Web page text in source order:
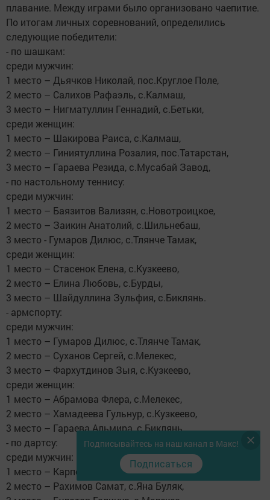
плавание. Между играми было организовано чаепитие.
По итогам личных соревнований, определились
следующие победители:
- по шашкам:
среди мужчин:
1 место – Дьячков Николай, пос.Круглое Поле,
2 место – Салихов Рафаэль, с.Калмаш,
3 место – Нигматуллин Геннадий, с.Бетьки,
среди женщин:
1 место – Шакирова Раиса, с.Калмаш,
2 место – Гиниятуллина Розалия, пос.Татарстан,
3 место – Гараева Резида, с.Мусабай Завод,
- по настольному теннису:
среди мужчин:
1 место – Баязитов Вализян, с.Новотроицкое,
2 место – Заикин Анатолий, с.Шильнебаш,
3 место - Гумаров Дилюс, с.Тлянче Тамак,
среди женщин:
1 место – Стасенок Елена, с.Кузкеево,
2 место – Елина Любовь, с.Бурды,
3 место – Шайдуллина Зульфия, с.Биклянь.
- армспорту:
среди мужчин:
1 место – Гумаров Дилюс, с.Тлянче Тамак,
2 место – Суханов Сергей, с.Мелекес,
3 место – Фархутдинов Зыя, с.Кузкеево,
среди женщин:
1 место – Абрамова Флера, с.Мелекес,
2 место – Хамадеева Гульнур, с.Кузкеево,
3 место – Гараева Альмира, с.Биклянь,
- по дартсу:
среди мужчин:
1 место – Карпов Владимир, с.Кузкеево,
2 место – Рахимов Самат, с.Яна Буляк,
Подписывайтесь на наш канал в Макс!
Подписаться